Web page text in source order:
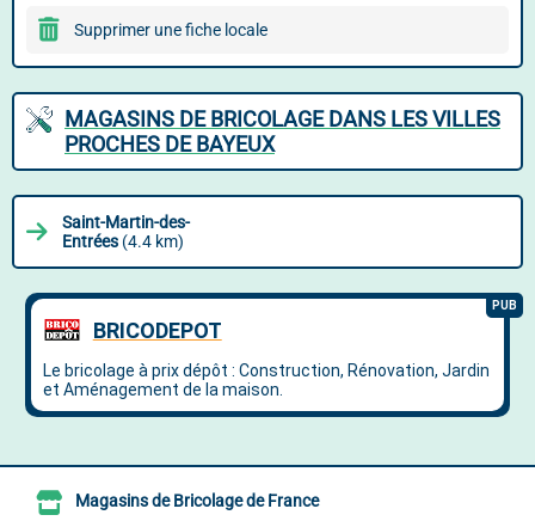
Supprimer une fiche locale
MAGASINS DE BRICOLAGE DANS LES VILLES
PROCHES DE BAYEUX
Saint-Martin-des-
Entrées (4.4 km)
Magasins de Bricolage de France